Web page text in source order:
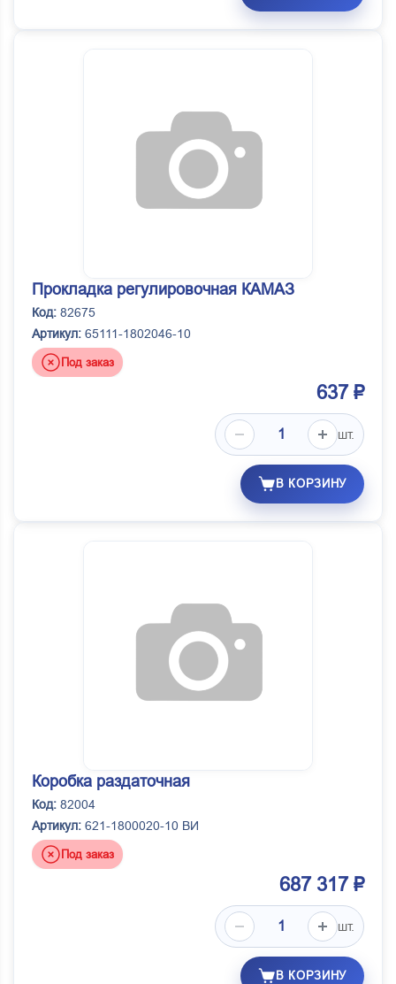
Прокладка регулировочная КАМАЗ
Код: 82675
Артикул: 65111-1802046-10
Под заказ
637 ₽
шт.
В КОРЗИНУ
Коробка раздаточная
Код: 82004
Артикул: 621-1800020-10 ВИ
Под заказ
687 317 ₽
шт.
В КОРЗИНУ